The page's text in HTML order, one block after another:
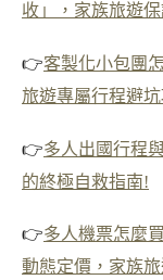
收」，家族旅遊
👉客製化小包團
旅遊專屬行程避
👉多人出國行程
的終極自救指南!
👉多人機票怎麼
動態定價，家族